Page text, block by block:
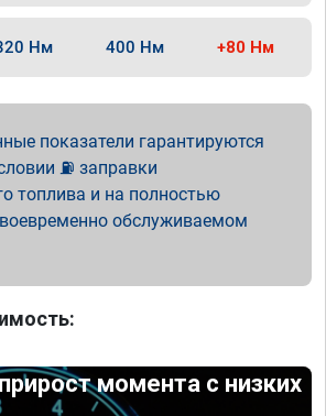
Нм 400 Нм +80 Нм
показатели гарантируются
⛽ заправки
топлива и на полностью
обслуживаемом
момента с низких